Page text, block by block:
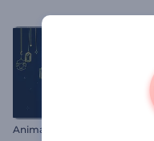
Animações do Eid al-Adha